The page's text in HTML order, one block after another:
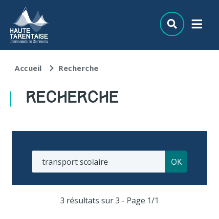
Aller à la recherche
Accueil Recherche
RECHERCHE
3 résultats sur 3 - Page 1/1